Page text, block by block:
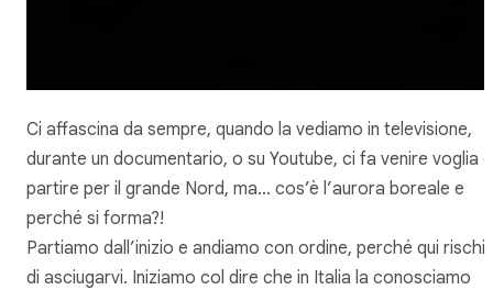
Ci affascina da sempre, quando la vediamo in televisione,
durante un documentario, o su Youtube, ci fa venire voglia
partire per il grande Nord, ma… cos’è l’aurora boreale e
perché si forma?!
Partiamo dall’inizio e andiamo con ordine, perché qui
di asciugarvi. Iniziamo col dire che in Italia la conosciamo